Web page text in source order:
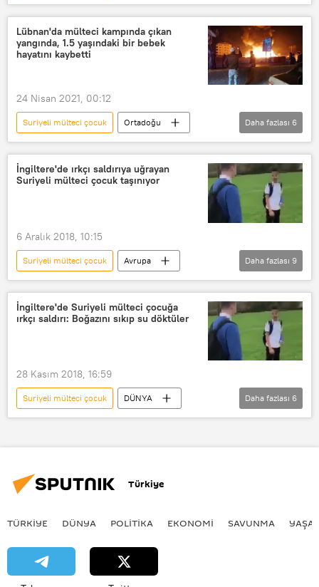
Hakan Çavuşoğlu
TBMM İnsan Haklarını İnceleme Komisyonu
Mülteci
Çocuk
Avrupa Konseyi Parlamenter Meclisi (AKPM)
TBMM
Lübnan'da mülteci kampında çıkan
yangında, 1.5 yaşındaki bir bebek
hayatını kaybetti
24 Nisan 2021, 00:12
Suriyeli mülteci çocuk
Ortadoğu
DÜNYA
Haberler
Lübnan
Mülteci kampı
Yangın
Suriyeli mülteciler
Daha fazlası 6
İngiltere'de ırkçı saldırıya uğrayan
Suriyeli mülteci çocuk taşınıyor
6 Aralık 2018, 10:15
Suriyeli mülteci çocuk
Avrupa
DÜNYA
Haberler
İngiltere
Huddersfield
jamal
Almondbury lisesi
GoFundme
Daha fazlası 9
İngiltere'de Suriyeli mülteci çocuğa
ırkçı saldırı: Boğazını sıkıp su döktüler
28 Kasım 2018, 16:59
Suriyeli mülteci çocuk
DÜNYA
Avrupa
Haberler
İngiltere
Daha fazlası 6
Türkiye
TÜRKIYE DÜNYA POLİTİKA EKONOMİ SAVUNMA